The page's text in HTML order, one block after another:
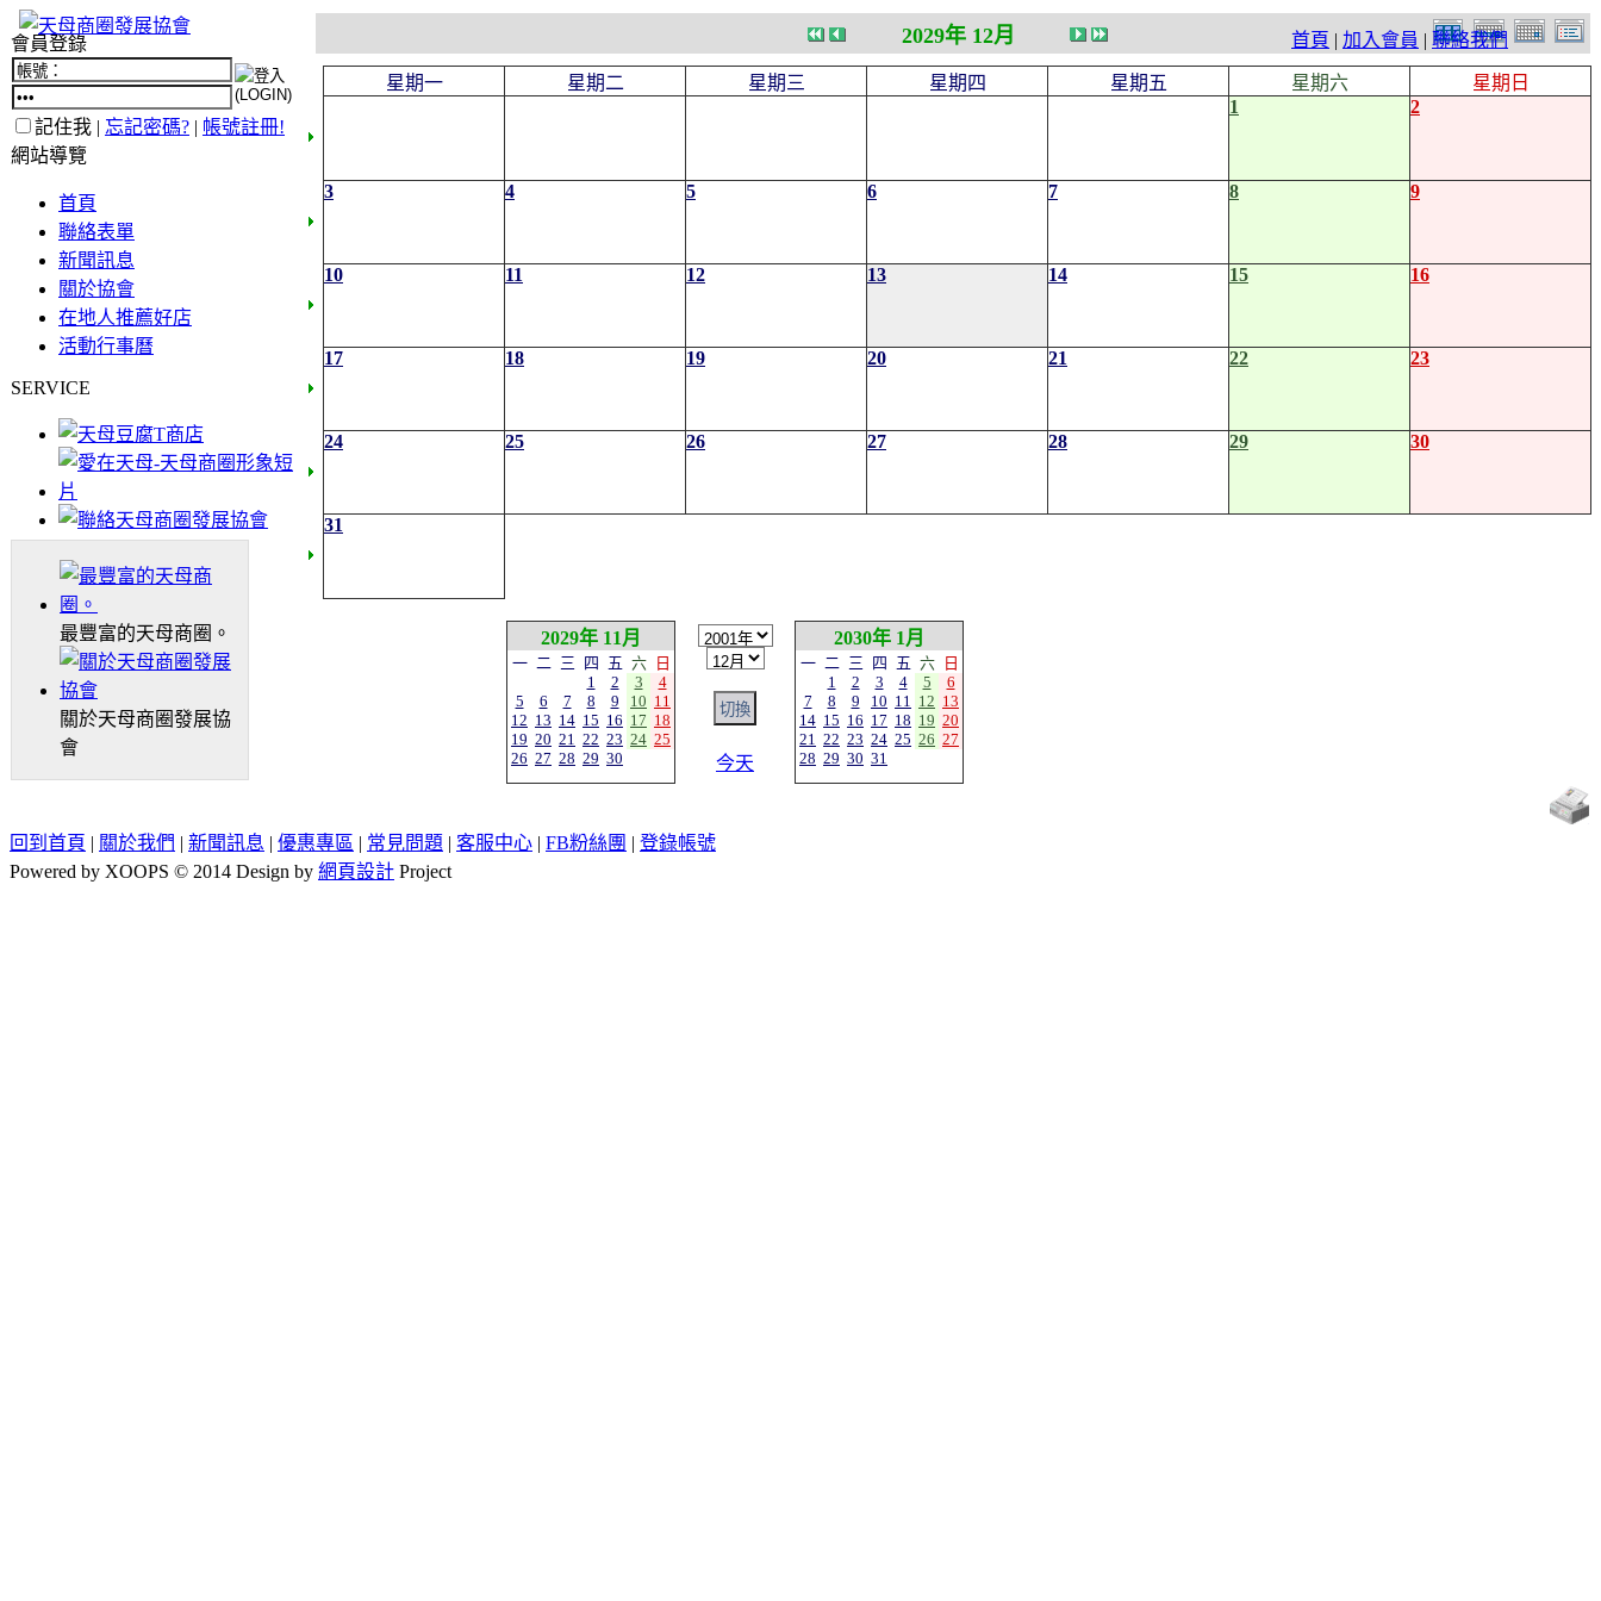
首頁 | 加入會員 | 聯絡我們
會員登錄
記住我 | 忘記密碼? | 帳號註冊!
網站導覽
首頁
聯絡表單
新聞訊息
關於協會
在地人推薦好店
活動行事曆
SERVICE
最豐富的天母商圈。
關於天母商圈發展協
會
2029年 12月
星期一 星期二 星期三 星期四 星期五 星期六
星期日
1
2
3 4 5 6 7 8 9
10 11 12 13 14 15 16
17 18 19 20 21 22 23
24 25 26 27 28 29 30
31
2029年 11月
一 二 三 四 五 六
日
1
2 3
4
5
6 7 8 9 10 11
12 13 14 15 16 17 18
19 20 21 22 23 24 25
26 27 28 29 30 今天
2030年 1月
一 二 三 四 五 六
日
1
2 3 4 5
6
7
8 9 10 11 12 13
14 15 16 17 18 19 20
21 22 23 24 25 26 27
28 29 30 31
回到首頁 | 關於我們 | 新聞訊息 | 優惠專區 | 常見問題 | 客服中心 | FB粉絲團 | 登錄帳號
Powered by XOOPS © 2014 Design by 網頁設計 Project